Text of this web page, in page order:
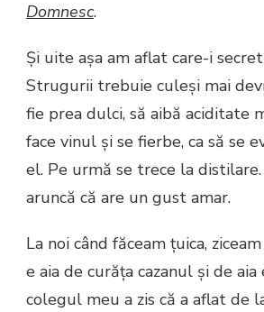
Domnesc.
Și uite așa am aflat care-i
Strugurii trebuie culeși mai
fie prea dulci, să aibă aciditate
face vinul și se fierbe, ca să se
el. Pe urmă se trece la
aruncă că are un gust amar.
La noi când făceam țuica,
e aia de curăța cazanul și de aia
colegul meu a zis că a aflat de